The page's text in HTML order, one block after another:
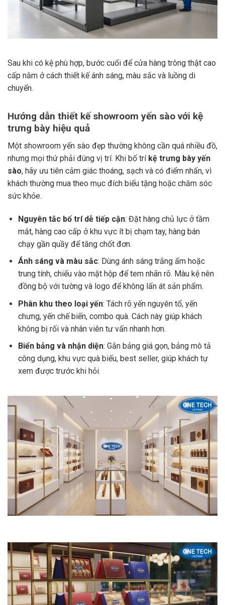
Sau khi có kệ phù hợp, bước cuối để cửa hàng trông thật cao
cấp nằm ở cách thiết kế ánh sáng, màu sắc và luồng di
chuyển.
Hướng dẫn thiết kế showroom yến sào với kệ
trưng bày hiệu quả
Một showroom yến sào đẹp thường không cần quá nhiều đồ,
nhưng mọi thứ phải đúng vị trí. Khi bố trí kệ trưng bày yến
sào, hãy ưu tiên cảm giác thoáng, sạch và có điểm nhấn, vì
khách thường mua theo mục đích biếu tặng hoặc chăm sóc
sức khỏe.
Nguyên tắc bố trí dễ tiếp cận: Đặt hàng chủ lực ở tầm
mắt, hàng cao cấp ở khu vực ít bị chạm tay, hàng bán
chạy gần quầy để tăng chốt đơn.
Ánh sáng và màu sắc: Dùng ánh sáng trắng ấm hoặc
trung tính, chiếu vào mặt hộp để tem nhãn rõ. Màu kệ nên
đồng bộ với tường và logo để không lấn át sản phẩm.
Phân khu theo loại yến: Tách rõ yến nguyên tổ, yến
chưng, yến chế biến, combo quà. Cách này giúp khách
không bị rối và nhân viên tư vấn nhanh hơn.
Biển bảng và nhận diện: Gắn bảng giá gọn, bảng mô tả
công dụng, khu vực quà biếu, best seller, giúp khách tự
xem được trước khi hỏi.